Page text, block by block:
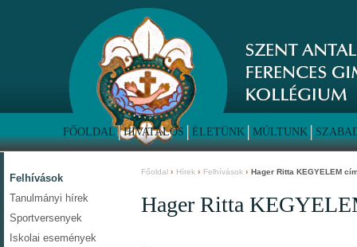
FŐOLDAL HIVATALOS ÉLETÜNK MÚLTUNK
Felhívások
Tanulmányi hírek
Sportversenyek
Iskolai események
Főoldal Hírek Felhívások Hager Ritta KEGYELEM
Hager Ritta